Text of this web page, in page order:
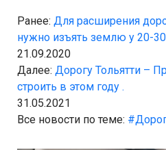
Ранее: Для расширения
нужно изъять землю у 20-
21.09.2020
Далее: Дорогу Тольятти –
строить в этом году .
31.05.2021
Все новости по теме: